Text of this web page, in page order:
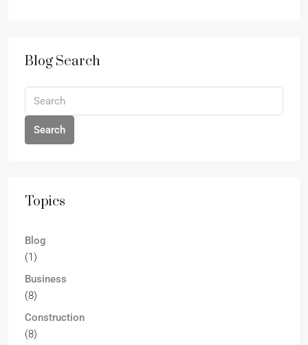
Blog Search
Search
Topics
Blog
(1)
Business
(8)
Construction
(8)